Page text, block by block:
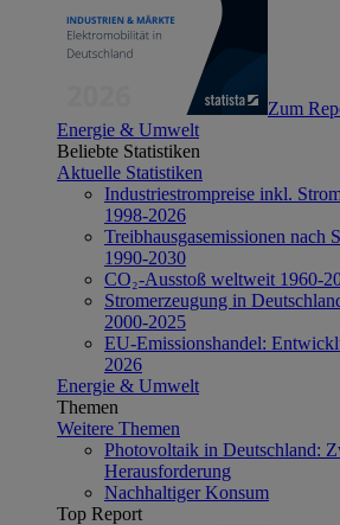
Zum
Energie & Umwelt
Beliebte Statistiken
Aktuelle Statistiken
Industriestrompreise inkl.
1998-2026
Treibhausgasemissionen nach
1990-2030
CO₂-Ausstoß weltweit 1960-
Stromerzeugung in
2000-2025
EU-Emissionshandel:
2026
Energie & Umwelt
Themen
Weitere Themen
Photovoltaik in Deutschland:
Herausforderung
Nachhaltiger Konsum
Top Report